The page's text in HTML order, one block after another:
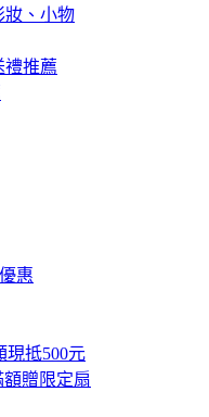
妝、小物
禮推薦
惠
現抵500元
額贈限定扇